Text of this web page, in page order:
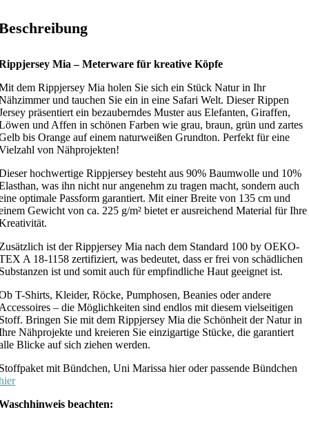
Mia – Meterware für kreative Köpfe
dem Rippjersey Mia holen Sie sich ein Stück Natur in Ihr
und tauchen Sie ein in eine Safari Welt. Dieser Rippen
präsentiert ein bezauberndes Muster aus Elefanten, Giraffen,
und Affen in schönen Farben wie grau, braun, grün und zartes
bis Orange auf einem naturweißen Grundton. Perfekt für eine
von Nähprojekten!
hochwertige Rippjersey besteht aus 90% Baumwolle und 10%
was ihn nicht nur angenehm zu tragen macht, sondern auch
optimale Passform garantiert. Mit einer Breite von 135 cm und
Gewicht von ca. 225 g/m² bietet er ausreichend Material für Ihre
ist der Rippjersey Mia nach dem Standard 100 by OEKO-
A 18-1158 zertifiziert, was bedeutet, dass er frei von schädlichen
ist und somit auch für empfindliche Haut geeignet ist.
T-Shirts, Kleider, Röcke, Pumphosen, Beanies oder andere
– die Möglichkeiten sind endlos mit diesem vielseitigen
Bringen Sie mit dem Rippjersey Mia die Schönheit der Natur in
Nähprojekte und kreieren Sie einzigartige Stücke, die garantiert
Blicke auf sich ziehen werden.
mit Bündchen, Uni Marissa hier oder passende Bündchen
beachten: